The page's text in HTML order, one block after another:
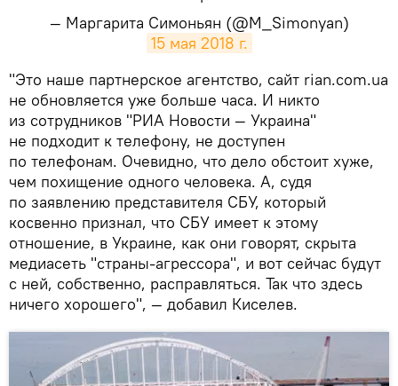
— Маргарита Симоньян (@M_Simonyan)
15 мая 2018 г.
"Это наше партнерское агентство, сайт rian.com.ua
не обновляется уже больше часа. И никто
из сотрудников "РИА Новости — Украина"
не подходит к телефону, не доступен
по телефонам. Очевидно, что дело обстоит хуже,
чем похищение одного человека. А, судя
по заявлению представителя СБУ, который
косвенно признал, что СБУ имеет к этому
отношение, в Украине, как они говорят, скрыта
медиасеть "страны-агрессора", и вот сейчас будут
с ней, собственно, расправляться. Так что здесь
ничего хорошего", — добавил Киселев.